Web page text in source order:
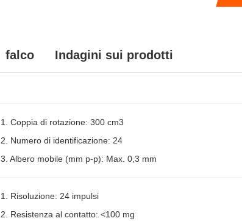
falco Indagini sui prodotti
1. Coppia di rotazione: 300 cm3
2. Numero di identificazione: 24
3. Albero mobile (mm p-p): Max. 0,3 mm
1. Risoluzione: 24 impulsi
2. Resistenza al contatto: <100 mg